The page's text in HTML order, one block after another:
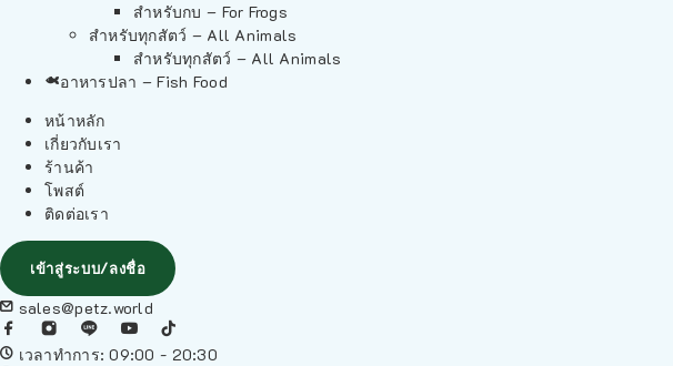
สำหรับกบ – For Frogs
สำหรับทุกสัตว์ – All Animals
สำหรับทุกสัตว์ – All Animals
อาหารปลา – Fish Food
หน้าหลัก
เกี่ยวกับเรา
ร้านค้า
โพสต์
ติดต่อเรา
เข้าสู่ระบบ/ลงชื่อ
sales@petz.world
เวลาทำการ: 09:00 - 20:30